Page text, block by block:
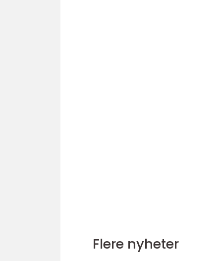
Flere nyheter